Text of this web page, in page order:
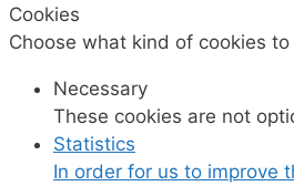
Cookies
Choose what kind of cookies
Necessary
These cookies are not
Statistics
In order for us to improve